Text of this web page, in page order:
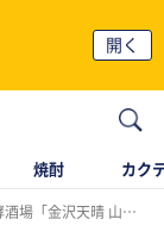
開く
焼酎 カク
所」が金沢市大野町に誕生！